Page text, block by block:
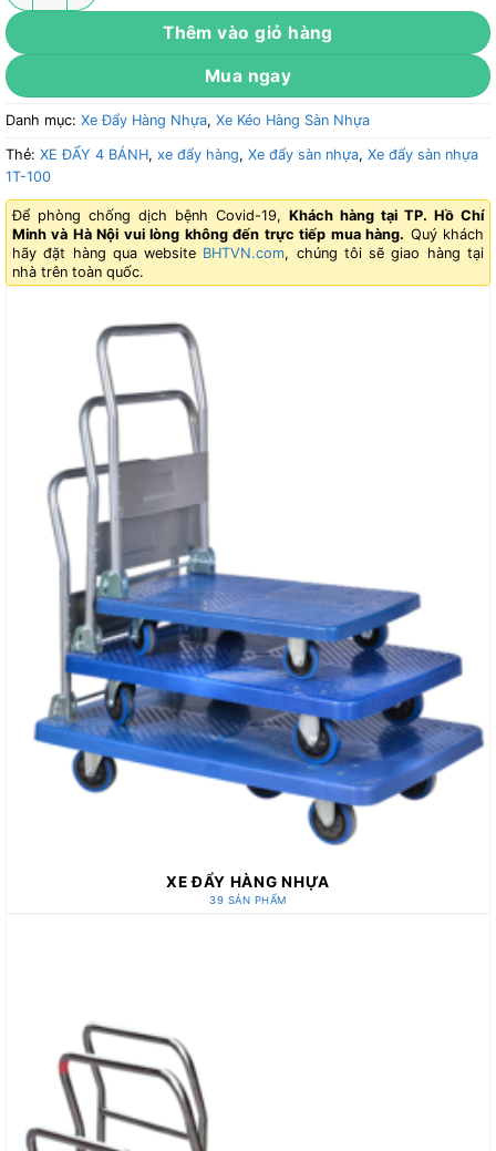
Thêm vào giỏ hàng
Mua ngay
Danh mục: Xe Đẩy Hàng Nhựa, Xe Kéo Hàng Sàn Nhựa
Thẻ: XE ĐẨY 4 BÁNH, xe đẩy hàng, Xe đẩy sàn nhựa, Xe đẩy sàn nhựa
1T-100
Để phòng chống dịch bệnh Covid-19, Khách hàng tại TP. Hồ Chí
Minh và Hà Nội vui lòng không đến trực tiếp mua hàng. Quý khách
hãy đặt hàng qua website BHTVN.com, chúng tôi sẽ giao hàng tại
nhà trên toàn quốc.
XE ĐẨY HÀNG NHỰA
39 SẢN PHẨM